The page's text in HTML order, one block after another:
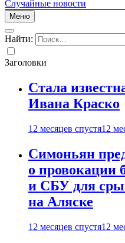
Случайные новости
Меню
Найти:
Заголовки
Стала
Ивана Краско
12 месяцев спустя12
Симоньян
о провокации
и СБУ для
на Аляске
12 месяцев спустя12